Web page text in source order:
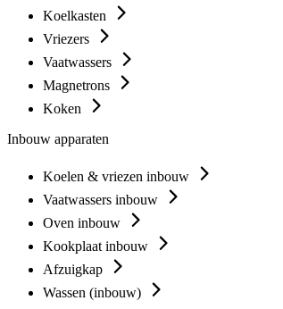
Koelkasten
Vriezers
Vaatwassers
Magnetrons
Koken
Inbouw apparaten
Koelen & vriezen inbouw
Vaatwassers inbouw
Oven inbouw
Kookplaat inbouw
Afzuigkap
Wassen (inbouw)